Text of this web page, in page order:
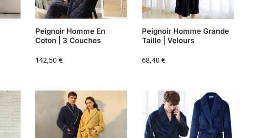
Peignoir Homme En
Coton | 3 Couches
142,50€
Peignoir Homme Grande
Taille | Velours
68,40€